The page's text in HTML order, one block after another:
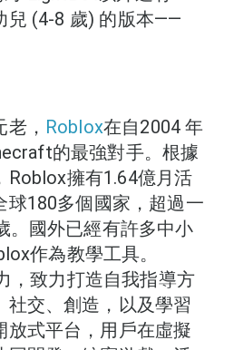
兒 (4-8 歲) 的版本——
， Roblox在自2004 年
的最強對手。根據
Roblox擁有1.64億月活
球180多個國家，超過一
。國外已經有許多中小
作為教學工具。
，致力打造自我指導方
社交、創造，以及學習
放式平台，用戶在虛擬